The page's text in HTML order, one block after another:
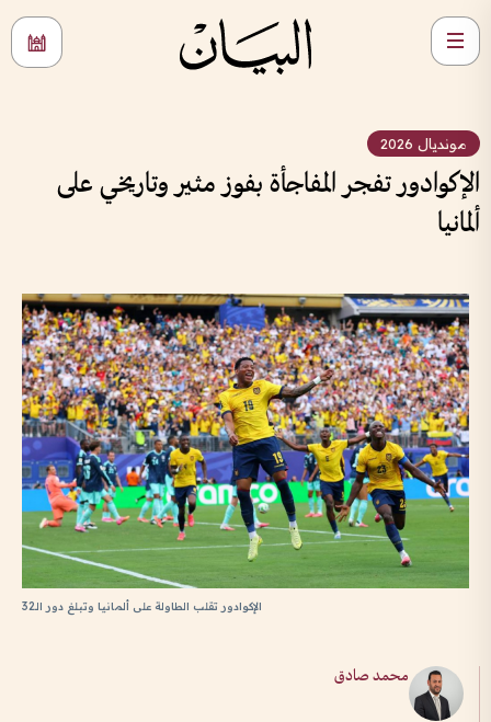
مونديال 2026
الإكوادور تفجر المفاجأة بفوز مثير وتاريخي على
ألمانيا
الإكوادور تقلب الطاولة على ألمانيا وتبلغ دور الـ32
محمد صادق